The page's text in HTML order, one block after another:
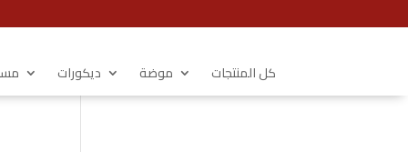
كل المنتجات موضة ديكورات